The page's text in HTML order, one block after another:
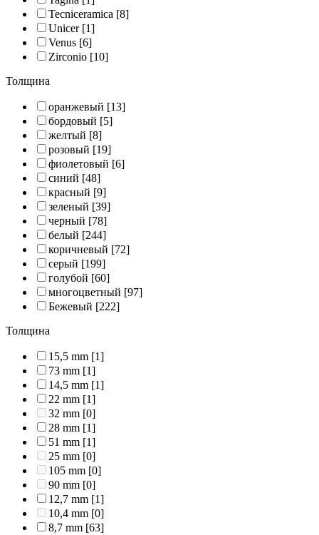
Tecniceramica [8]
Unicer[1]
Venus [6]
Zirconio [10]
Толщина
оранжевый [13]
бордовый [5]
желтый [8]
розовый [19]
фиолетовый [6]
синий [48]
красный [9]
зеленый [39]
черный [78]
белый [244]
коричневый [72]
серый [199]
голубой [60]
многоцветный [97]
Бежевый [222]
Толщина
15,5 mm [1]
73 mm [1]
14,5 mm [1]
22 mm [1]
32 mm [0]
28 mm [1]
51 mm [1]
25 mm [0]
105 mm [0]
90 mm [0]
12,7 mm [1]
10,4 mm [0]
8,7 mm [63]